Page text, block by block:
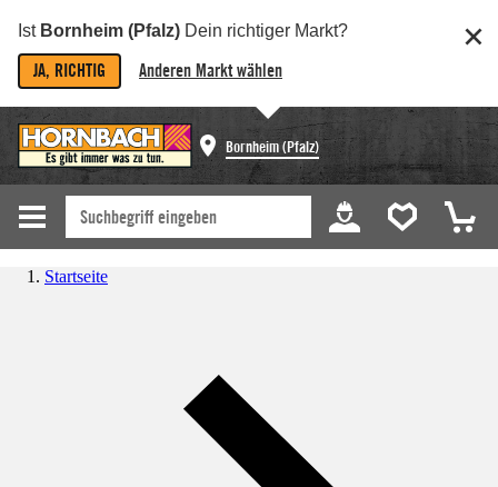
Ist Bornheim (Pfalz) Dein richtiger Markt?
JA, RICHTIG Anderen Markt wählen
Bornheim (Pfalz)
Startseite